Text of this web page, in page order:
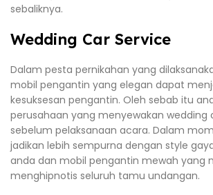
sebaliknya.
Wedding Car Service
Dalam pesta pernikahan yang
mobil pengantin yang elegan dapat
kesuksesan pengantin. Oleh sebab itu
perusahaan yang menyewakan wedding
sebelum pelaksanaan acara. Dalam
jadikan lebih sempurna dengan style
anda dan mobil pengantin mewah yang
menghipnotis seluruh tamu undangan.